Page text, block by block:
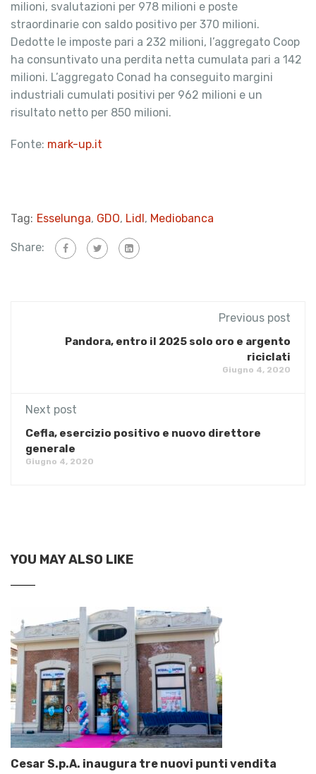
milioni, svalutazioni per 978 milioni e poste
straordinarie con saldo positivo per 370 milioni.
Dedotte le imposte pari a 232 milioni, l’aggregato Coop
ha consuntivato una perdita netta cumulata pari a 142
milioni. L’aggregato Conad ha conseguito margini
industriali cumulati positivi per 962 milioni e un
risultato netto per 850 milioni.
Fonte: mark-up.it
Tag: Esselunga, GDO, Lidl, Mediobanca
Share:
Previous post
Pandora, entro il 2025 solo oro e argento
riciclati
Giugno 4, 2020
Next post
Cefla, esercizio positivo e nuovo direttore
generale
Giugno 4, 2020
YOU MAY ALSO LIKE
Cesar S.p.A. inaugura tre nuovi punti vendita